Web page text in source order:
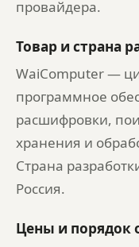
провайдера.
Товар и страна
WaiComputer —
программное
расшифровки,
хранения и
Страна
Россия.
Цены и порядок